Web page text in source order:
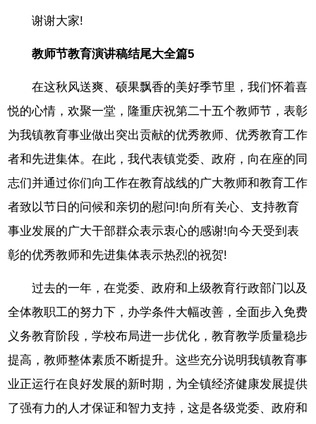
谢谢大家!
教师节教育演讲稿结尾大全篇5
在这秋风送爽、硕果飘香的美好季节里，我们怀着喜
悦的心情，欢聚一堂，隆重庆祝第二十五个教师节，表彰
为我镇教育事业做出突出贡献的优秀教师、优秀教育工作
者和先进集体。在此，我代表镇党委、政府，向在座的同
志们并通过你们向工作在教育战线的广大教师和教育工作
者致以节日的问候和亲切的慰问!向所有关心、支持教育
事业发展的广大干部群众表示衷心的感谢!向今天受到表
彰的优秀教师和先进集体表示热烈的祝贺!
过去的一年，在党委、政府和上级教育行政部门以及
全体教职工的努力下，办学条件大幅改善，全面步入免费
义务教育阶段，学校布局进一步优化，教育教学质量稳步
提高，教师整体素质不断提升。这些充分说明我镇教育事
业正运行在良好发展的新时期，为全镇经济健康发展提供
了强有力的人才保证和智力支持，这是各级党委、政府和